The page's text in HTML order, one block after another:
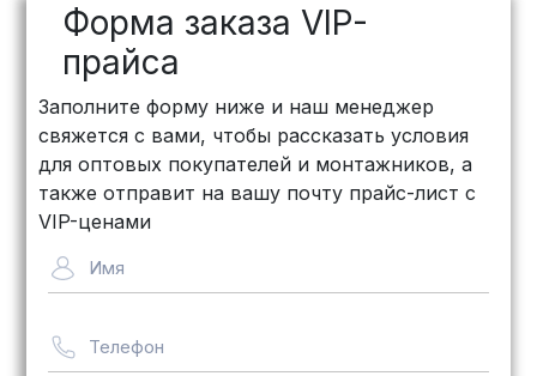
Форма заказа VIP-
прайса
Заполните форму ниже и наш менеджер
свяжется с вами, чтобы рассказать условия
для оптовых покупателей и монтажников, а
также отправит на вашу почту прайс-лист с
VIP-ценами
Имя
Телефон